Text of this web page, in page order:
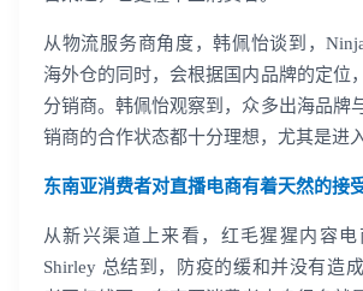
从物流服务商角度，韩佩怡谈到，
海外仓的同时，会根据国内品牌的定位
分销商。韩佩怡观察到，众多出海品牌
销商的合作状态都十分理想，尤其是进
东南亚消费者对直播电商有着天然的接
从新兴渠道上来看，红毛猩猩内容
Shirley 总结到，防疫的缓和并没有造